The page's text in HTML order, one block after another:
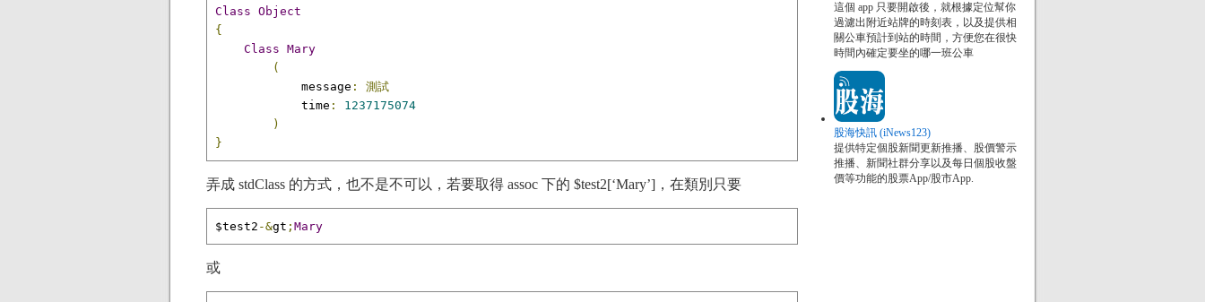
Class Object
{
Class Mary
(
            message
:
測試
            time
:
1237175074
)
}
弄成 stdClass 的方式，也不是不可以，若要取得 assoc 下的 $test2[‘Mary’]，在類別只要
$test2 -&gt ; Mary
或
這個 app 只要開啟後，就根據定位幫你
過濾出附近站牌的時刻表，以及提供相
關公車預計到站的時間，方便您在很快
時間內確定要坐的哪一班公車
股海快訊 (iNews123)
提供特定個股新聞更新推播、股價警示
推播、新聞社群分享以及每日個股收盤
價等功能的股票App/股市App.